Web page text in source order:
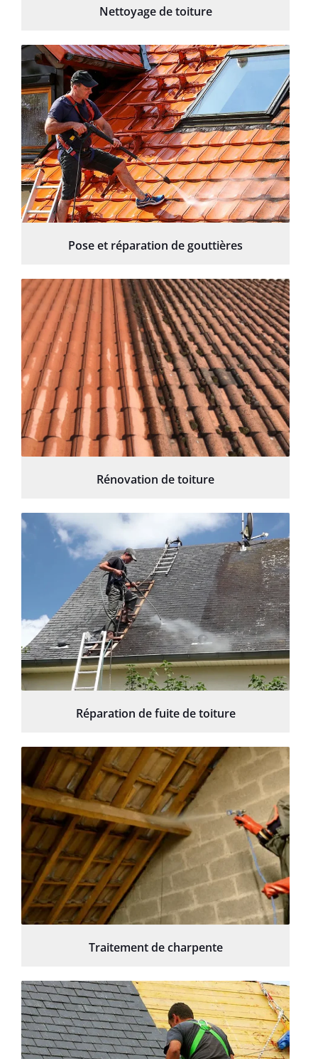
Nettoyage de toiture
Pose et réparation de gouttières
Rénovation de toiture
Réparation de fuite de toiture
Traitement de charpente